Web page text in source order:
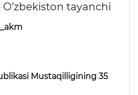
O’zbekiston tayanchi
Mustaqilligining 35